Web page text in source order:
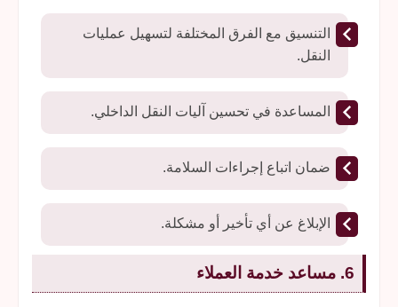
التنسيق مع الفرق المختلفة لتسهيل عمليات
النقل.
المساعدة في تحسين آليات النقل الداخلي.
ضمان اتباع إجراءات السلامة.
الإبلاغ عن أي تأخير أو مشكلة.
6. مساعد خدمة العملاء